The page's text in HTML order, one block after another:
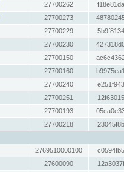
27700262
27700273
27700229
27700230
27700150
27700160
27700240
27700251
27700193
27700218
2769510000100
27600090